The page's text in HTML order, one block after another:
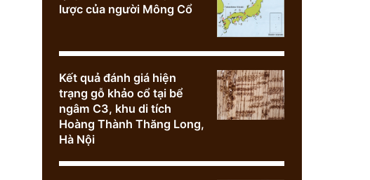
lược của người Mông Cổ
Kết quả đánh giá hiện
trạng gỗ khảo cổ tại bể
ngâm C3, khu di tích
Hoàng Thành Thăng Long,
Hà Nội